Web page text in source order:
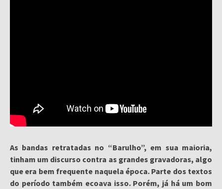
As bandas retratadas no “Barulho”, em sua maioria,
tinham um discurso contra as grandes gravadoras, algo
que era bem frequente naquela época. Parte dos textos
do período também ecoava isso. Porém, já há um bom